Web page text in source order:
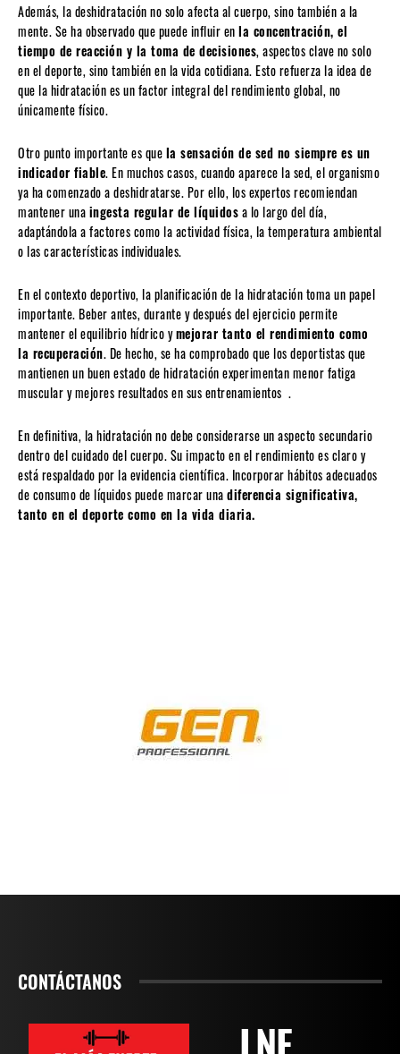
Además, la deshidratación no solo afecta al cuerpo, sino también a la
mente. Se ha observado que puede influir enla concentración, el
tiempo de reacción y la toma de decisiones, aspectos clave no solo
en el deporte, sino también en la vida cotidiana. Esto refuerza la idea de
que la hidratación es un factor integral del rendimiento global, no
únicamente físico.
Otro punto importante es quela sensación de sed no siempre es un
indicador fiable. En muchos casos, cuando aparece la sed, el organismo
ya ha comenzado a deshidratarse. Por ello, los expertos recomiendan
mantener unaingesta regular de líquidosa lo largo del día,
adaptándola a factores como la actividad física, la temperatura ambiental
o las características individuales.
En el contexto deportivo, la planificación de la hidratación toma un papel
importante. Beber antes, durante y después del ejercicio permite
mantener el equilibrio hídrico ymejorar tanto el rendimiento como
la recuperación. De hecho, se ha comprobado que los deportistas que
mantienen un buen estado de hidratación experimentan menor fatiga
muscular y mejores resultados en sus entrenamientos .
En definitiva, la hidratación no debe considerarse un aspecto secundario
dentro del cuidado del cuerpo. Su impacto en el rendimiento es claro y
está respaldado por la evidencia científica. Incorporar hábitos adecuados
de consumo de líquidos puede marcar unadiferencia significativa,
tanto en el deporte como en la vida diaria.
CONTÁCTANOS